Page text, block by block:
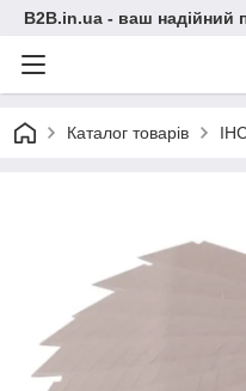
B2B.in.ua - ваш надійний
Каталог товарів